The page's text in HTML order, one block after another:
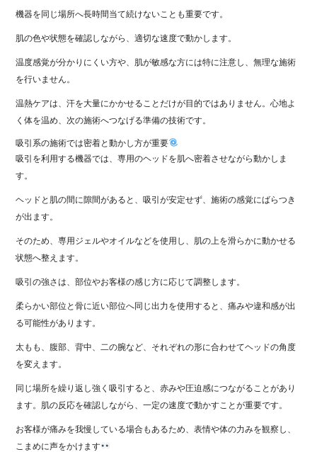
機器を同じ場所へ長時間当て続けないことも重要です。
肌の色や状態を確認しながら、適切な速度で動かします。
温度感覚が分かりにくい方や、肌が敏感な方には特に注意し、無理な施術
を行いません。
温熱ケアは、汗を大量にかかせることだけが目的ではありません。心地よ
く体を温め、次の施術へつなげる準備の技術です。
吸引系の施術では密着と動かし方が重要
吸引を利用する機器では、専用のヘッドを肌へ密着させながら動かしま
す。
ヘッドと肌の間に隙間があると、吸引が安定せず、施術の感覚にばらつき
が出ます。
そのため、専用ジェルやオイルなどを使用し、肌の上を滑らかに動かせる
状態へ整えます。
吸引の強さは、部位やお客様の感じ方に応じて調整します。
柔らかい部位と骨に近い部位へ同じ出力を使用すると、痛みや違和感が出
る可能性があります。
太もも、腹部、背中、二の腕など、それぞれの形に合わせてヘッドの角度
を変えます。
同じ場所を繰り返し強く吸引すると、赤みや圧迫感につながることがあり
ます。肌の反応を確認しながら、一定の速度で動かすことが重要です。
お客様が痛みを我慢している場合もあるため、表情や体の力みを観察し、
こまめに声をかけます